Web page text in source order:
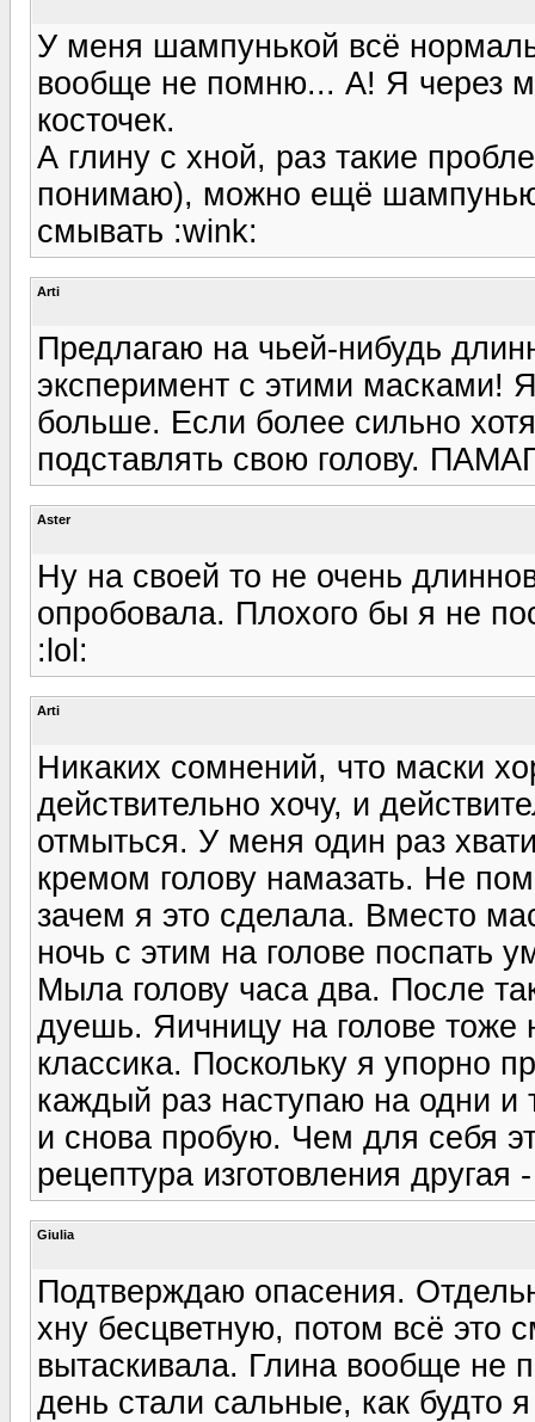
У меня шампунькой всё
вообще не помню... А! Я через
косточек.
А глину с хной, раз такие
понимаю), можно ещё шампунью
смывать :wink:
Arti
Предлагаю на чьей-нибудь
эксперимент с этими масками!
больше. Если более сильно
подставлять свою голову.
Aster
Ну на своей то не очень
опробовала. Плохого бы я не
:lol:
Arti
Никаких сомнений, что маски
действительно хочу, и
отмыться. У меня один раз
кремом голову намазать. Не
зачем я это сделала. Вместо
ночь с этим на голове поспать
Мыла голову часа два. После
дуешь. Яичницу на голове
классика. Поскольку я упорно
каждый раз наступаю на одни и
и снова пробую. Чем для себя
рецептура изготовления
Giulia
Подтверждаю опасения.
хну бесцветную, потом всё это
вытаскивала. Глина вообще не
день стали сальные, как будто